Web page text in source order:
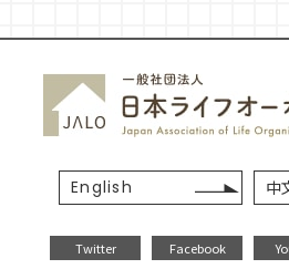
English 中
Twitter Facebook